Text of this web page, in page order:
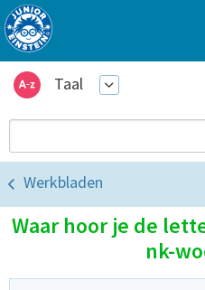
Taal
Werkbladen
Waar hoor je de
nk-